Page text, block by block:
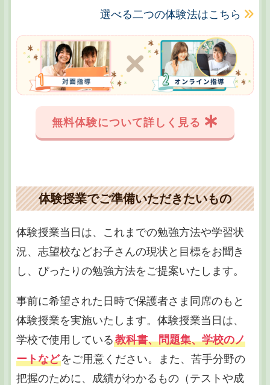
選べる二つの体験法はこちら
無料体験について詳しく見る
体験授業でご準備いただきたいもの
体験授業当日は、これまでの勉強方法や学習状
況、志望校などお子さんの現状と目標をお聞き
し、ぴったりの勉強方法をご提案いたします。
事前に希望された日時で保護者さま同席のもと
体験授業を実施いたします。体験授業当日は、
学校で使用している教科書、問題集、学校のノ
ートなどをご用意ください。また、苦手分野の
把握のために、成績がわかるもの（テストや成